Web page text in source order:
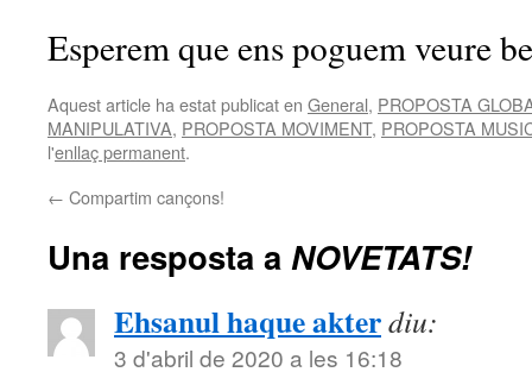
Esperem que ens poguem veure
Aquest article ha estat publicat en General, PROPOSTA
MANIPULATIVA, PROPOSTA MOVIMENT, PROPOSTA
l'enllaç permanent.
← Compartim cançons!
Una resposta a NOVETATS!
Ehsanul haque akterdiu:
3 d'abril de 2020 a les 16:18